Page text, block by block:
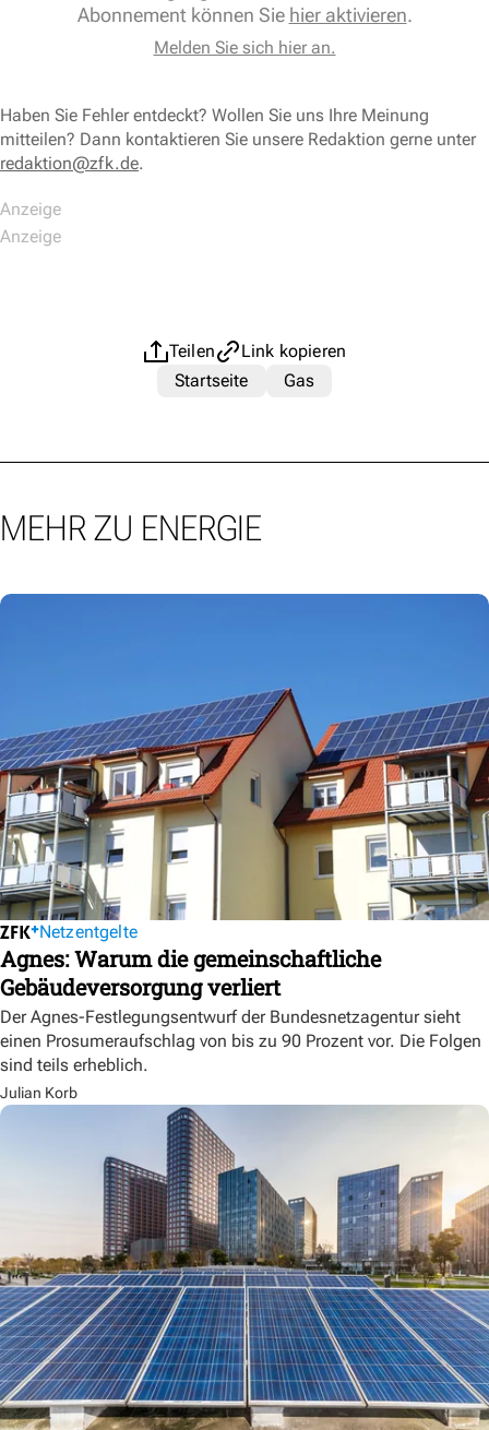
Abonnement können Sie hier aktivieren.
Melden Sie sich hier an.
Haben Sie Fehler entdeckt? Wollen Sie uns Ihre Meinung
mitteilen? Dann kontaktieren Sie unsere Redaktion gerne unter
redaktion@zfk.de.
Teilen
Link kopieren
Startseite
Gas
MEHR ZU ENERGIE
Netzentgelte
Agnes: Warum die gemeinschaftliche
Gebäudeversorgung verliert
Der Agnes-Festlegungsentwurf der Bundesnetzagentur sieht
einen Prosumeraufschlag von bis zu 90 Prozent vor. Die Folgen
sind teils erheblich.
Julian Korb